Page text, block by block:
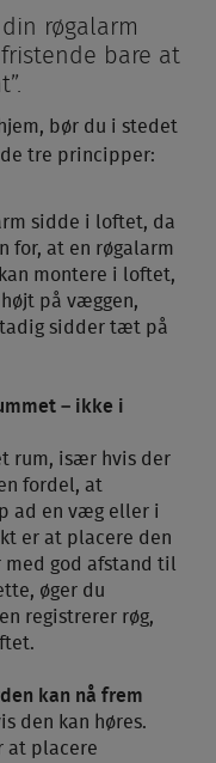
røgalarm
bare at
bør du i stedet
tre principper:
sidde i loftet, da
for, at en røgalarm
montere i loftet,
på væggen,
sidder tæt på
– ikke i
rum, især hvis der
fordel, at
ad en væg eller i
er at placere den
god afstand til
øger du
registrerer røg,
kan nå frem
den kan høres.
at placere